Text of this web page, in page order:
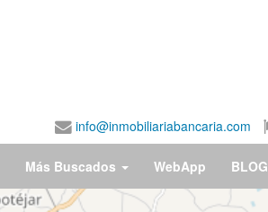
info@inmobiliariabancaria.com
Más Buscados WebApp BLOG